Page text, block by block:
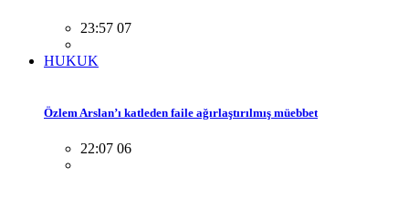
23:57 07
HUKUK
Özlem Arslan’ı katleden faile ağırlaştırılmış müebbet
22:07 06